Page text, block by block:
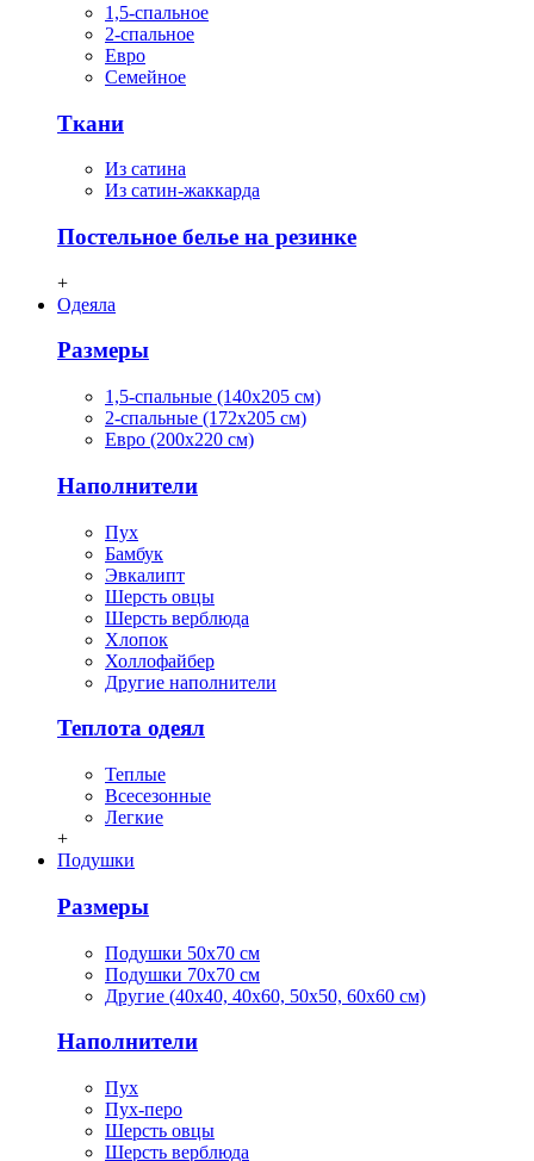
1,5-спальное
2-спальное
Евро
Семейное
Ткани
Из сатина
Из сатин-жаккарда
Постельное белье на резинке
+
Одеяла
Размеры
1,5-спальные (140х205 см)
2-спальные (172х205 см)
Евро (200х220 см)
Наполнители
Пух
Бамбук
Эвкалипт
Шерсть овцы
Шерсть верблюда
Хлопок
Холлофайбер
Другие наполнители
Теплота одеял
Теплые
Всесезонные
Легкие
+
Подушки
Размеры
Подушки 50х70 см
Подушки 70х70 см
Другие (40х40, 40х60, 50х50, 60х60 см)
Наполнители
Пух
Пух-перо
Шерсть овцы
Шерсть верблюда